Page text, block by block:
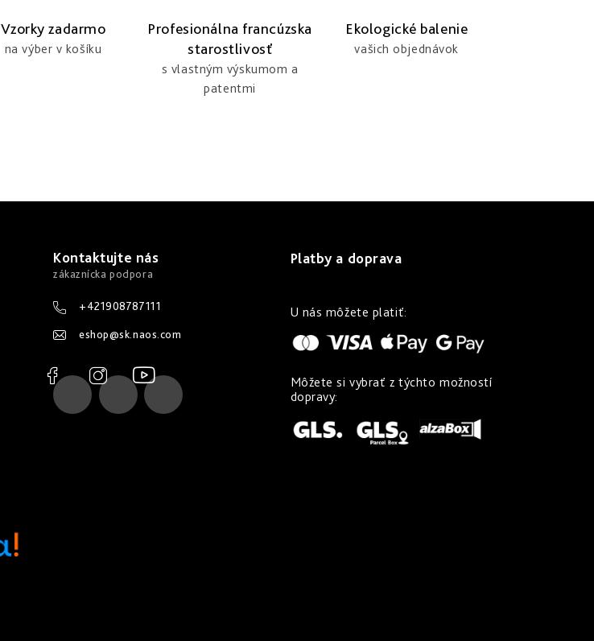
Vzorky zadarmo
na výber v košíku
Profesionálna francúzska
starostlivosť
s vlastným výskumom a
patentmi
Ekologické balenie
vašich objednávok
Kontaktujte nás
+421908787111
eshop@sk.naos.com
Platby a doprava
U nás môžete platiť:
Môžete si vybrať z týchto možností
dopravy: